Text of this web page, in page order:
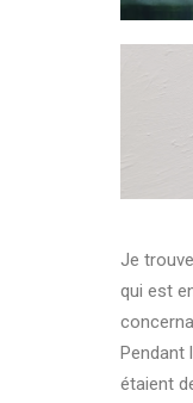
Je
qui est
Pendant
étaient